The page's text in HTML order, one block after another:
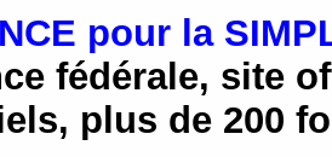
pour la
fédérale, site
plus de 200